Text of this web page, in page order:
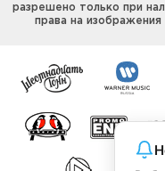
разрешено только при
права на